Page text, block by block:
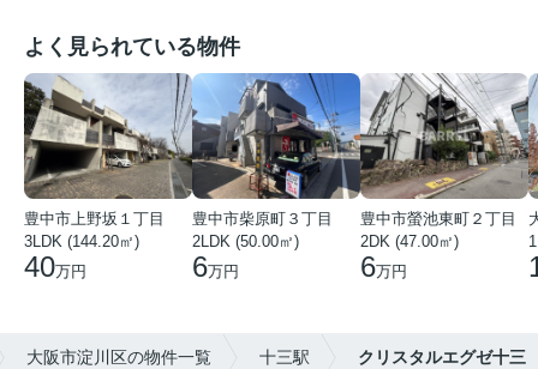
よく見られている物件
豊中市上野坂１丁目
3LDK (144.20㎡)
40万円
豊中市柴原町３丁目
2LDK (50.00㎡)
6万円
豊中市螢池東町２丁目
2DK (47.00㎡)
6万円
大阪市淀川区の物件一覧 十三駅 クリスタルエグゼ十三